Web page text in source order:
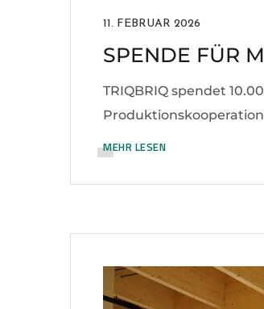
11. FEBRUAR 2026
SPENDE FÜR
TRIQBRIQ spendet
MEHR LESEN